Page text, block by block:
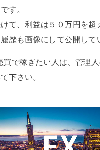
す。
て、利益は５０万円を超
歴も画像にして公開して
買で稼ぎたい人は、管理
下さい。